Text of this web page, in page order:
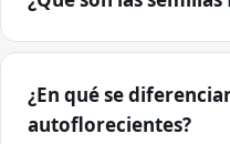
¿En qué se
autoflorecientes?